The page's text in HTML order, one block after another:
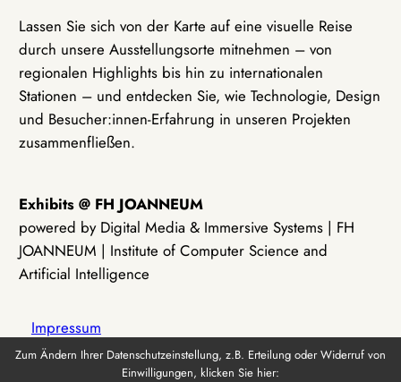
Lassen Sie sich von der Karte auf eine visuelle Reise
durch unsere Ausstellungsorte mitnehmen – von
regionalen Highlights bis hin zu internationalen
Stationen – und entdecken Sie, wie Technologie, Design
und Besucher:innen-Erfahrung in unseren Projekten
zusammenfließen.
Exhibits @ FH JOANNEUM
powered by Digital Media & Immersive Systems | FH
JOANNEUM | Institute of Computer Science and
Artificial Intelligence
Impressum
Zum Ändern Ihrer Datenschutzeinstellung, z.B. Erteilung oder Widerruf von
Einwilligungen, klicken Sie hier: